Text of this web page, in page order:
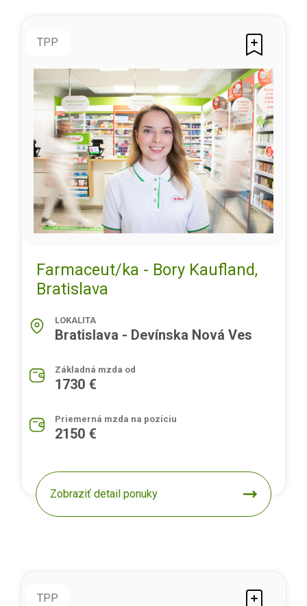
TPP
Farmaceut/ka - Bory Kaufland,
Bratislava
LOKALITA
Bratislava - Devínska Nová Ves
Základná mzda od
1730 €
Priemerná mzda na pozíciu
2150 €
Zobraziť detail ponuky
TPP